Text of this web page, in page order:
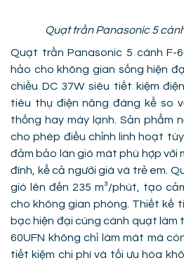
Quạt trần Panasonic 5
Quạt trần Panasonic 5 cánh F-
hảo cho không gian sống hiện
chiều DC 37W siêu tiết kiệm
tiêu thụ điện năng đáng kể so
thống hay máy lạnh. Sản phẩm
cho phép điều chỉnh linh hoạt
đảm bảo làn gió mát phù hợp với
đình, kể cả người già và trẻ em.
gió lên đến 235 m³/phút, tạo
cho không gian phòng. Thiết kế
bạc hiện đại cùng cánh quạt làm
60UFN không chỉ làm mát mà
tiết kiệm chi phí và tối ưu hóa